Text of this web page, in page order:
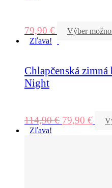
79,90 €
Výber
Zľava!
Chlapčenská
Night
114,90€ 79,90 €
Zľava!